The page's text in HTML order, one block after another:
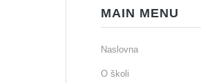
MAIN MENU
Naslovna
O školi